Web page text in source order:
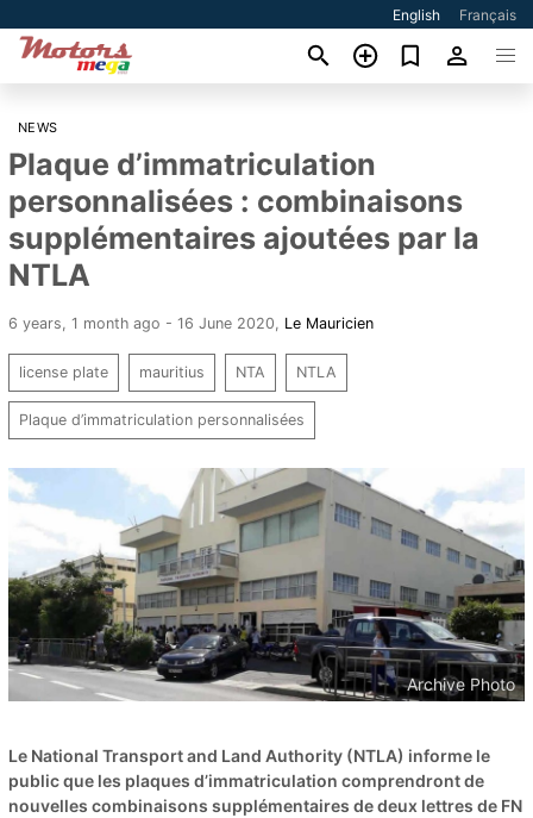
English Français
NEWS
Plaque d’immatriculation
personnalisées : combinaisons
supplémentaires ajoutées par la
NTLA
6 years, 1 month ago - 16 June 2020 Le Mauricien
license plate mauritius NTA NTLA
Plaque d’immatriculation personnalisées
Archive Photo
Le National Transport and Land Authority (NTLA) informe le
public que les plaques d’immatriculation comprendront de
nouvelles combinaisons supplémentaires de deux lettres de FN